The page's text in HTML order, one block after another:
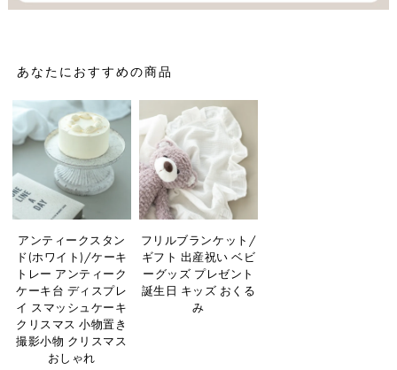
あなたにおすすめの商品
アンティークスタン
ド(ホワイト)/ケーキ
トレー アンティーク
ケーキ台 ディスプレ
イ スマッシュケーキ
クリスマス 小物置き
撮影小物 クリスマス
おしゃれ
フリルブランケット/
ギフト 出産祝い ベビ
ーグッズ プレゼント
誕生日 キッズ おくる
み